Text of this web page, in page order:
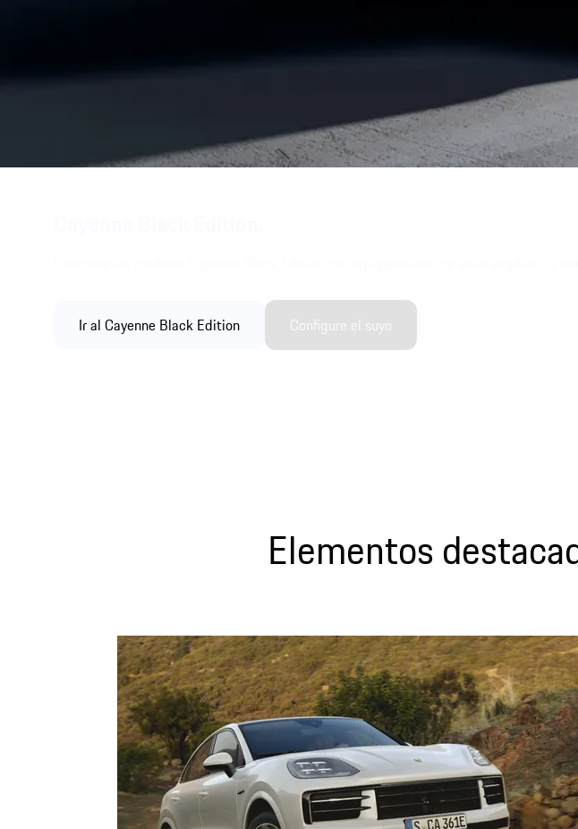
Ir al Cayenne Black Edition Configure el suyo
Elementos